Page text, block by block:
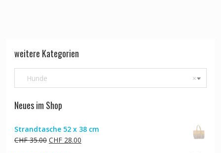
weitere Kategorien
×
Hunde
Neues im Shop
Strandtasche 52 x 38 cm
CHF35.00 Ursprünglicher
CHF28.00Aktueller